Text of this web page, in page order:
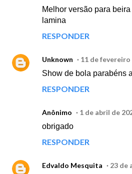
Melhor versão para
lamina
RESPONDER
Unknown
11 de fevereiro
Show de bola parabéns
RESPONDER
Anônimo
1 de abril de
obrigado
RESPONDER
Edvaldo Mesquita
23 de